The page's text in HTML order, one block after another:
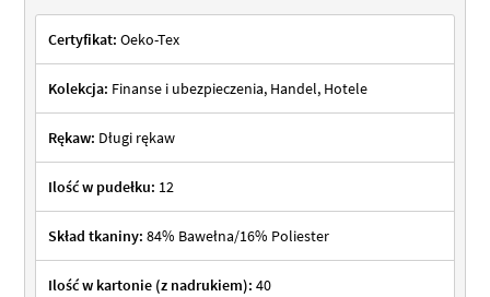
Certyfikat: Oeko-Tex
Kolekcja: Finanse i ubezpieczenia, Handel, Hotele
Rękaw: Długi rękaw
Ilość w pudełku: 12
Skład tkaniny: 84% Bawełna/16% Poliester
Ilość w kartonie (z nadrukiem): 40